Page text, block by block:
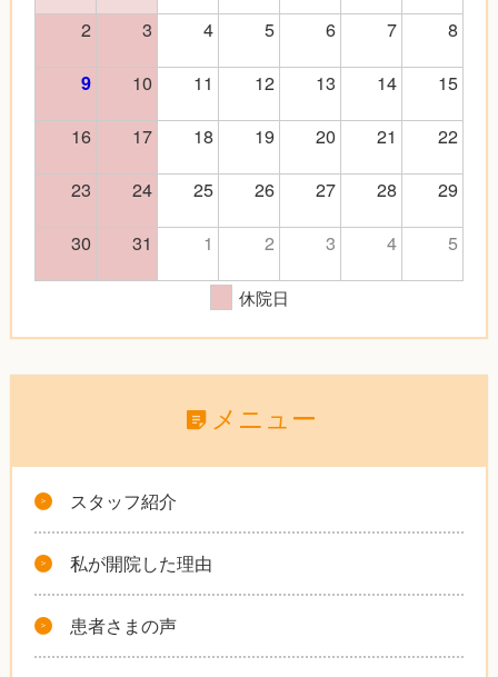
2
3 4 5 6 7 8
9 10 11 12 13 14
15
16
17 18 19 20 21
22
23
24 25 26 27 28
29
30
31 1 2 3 4 5
休院日
メニュー
スタッフ紹介
私が開院した理由
患者さまの声